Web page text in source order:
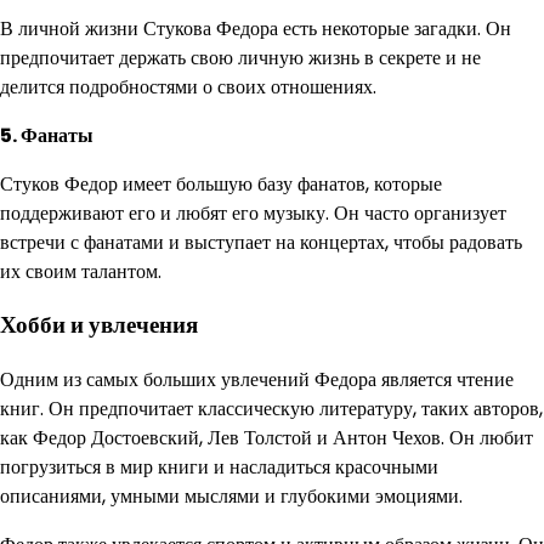
В личной жизни Стукова Федора есть некоторые загадки. Он
предпочитает держать свою личную жизнь в секрете и не
делится подробностями о своих отношениях.
5. Фанаты
Стуков Федор имеет большую базу фанатов, которые
поддерживают его и любят его музыку. Он часто организует
встречи с фанатами и выступает на концертах, чтобы радовать
их своим талантом.
Хобби и увлечения
Одним из самых больших увлечений Федора является чтение
книг. Он предпочитает классическую литературу, таких авторов,
как Федор Достоевский, Лев Толстой и Антон Чехов. Он любит
погрузиться в мир книги и насладиться красочными
описаниями, умными мыслями и глубокими эмоциями.